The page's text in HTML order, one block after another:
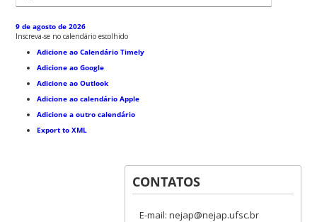
9 de agosto de 2026
Inscreva-se no calendário escolhido
Adicione ao Calendário Timely
Adicione ao Google
Adicione ao Outlook
Adicione ao calendário Apple
Adicione a outro calendário
Export to XML
CONTATOS
E-mail: nejap@nejap.ufsc.br